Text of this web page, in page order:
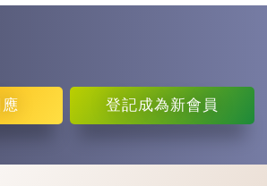
登記成為新會員